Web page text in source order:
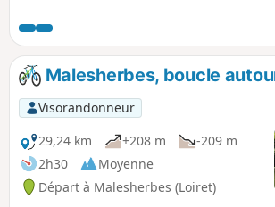
polissoir du Néolithique.
Malesherbes, boucle
Visorandonneur
29,24 km
+208 m
-209 m
2h30
Moyenne
Départ à Malesherbes (Loiret)